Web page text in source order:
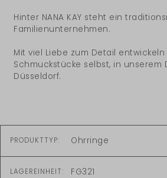
Hinter NANA KAY steht ein
Familienunternehmen.
Mit viel Liebe zum Detail
Schmuckstücke selbst, in unserem
Düsseldorf.
PRODUKTTYP: Ohrringe
LAGEREINHEIT: FG321